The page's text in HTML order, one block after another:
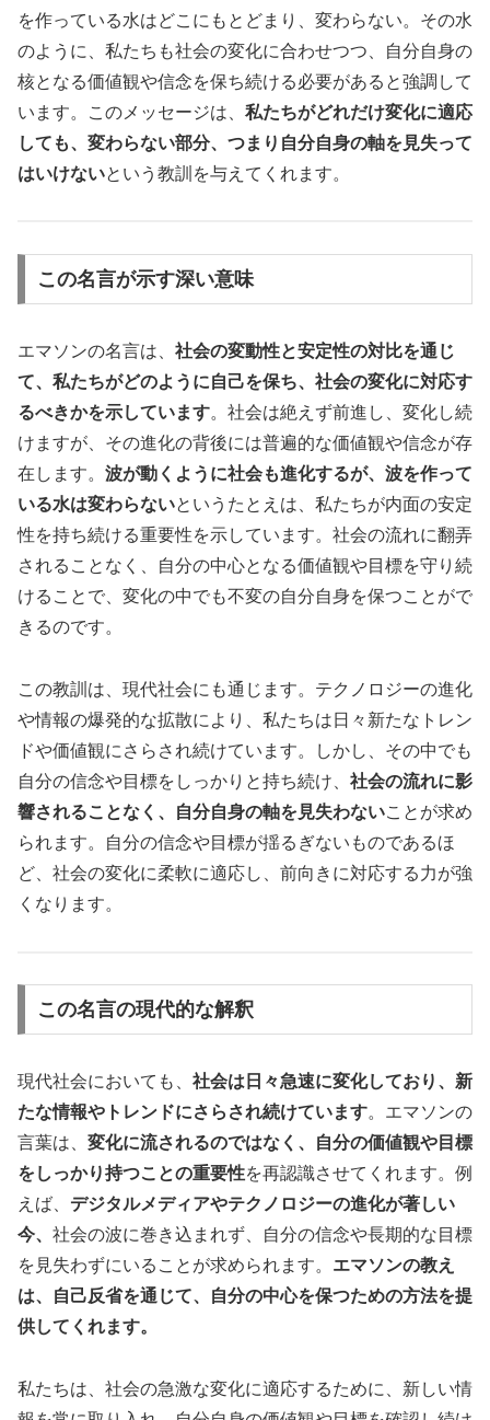
を作っている水はどこにもとどまり、変わらない。その水
のように、私たちも社会の変化に合わせつつ、自分自身の
核となる価値観や信念を保ち続ける必要があると強調して
います。このメッセージは、 私たちがどれだけ変化に適応
しても、変わらない部分、つまり自分自身の軸を見失って
はいけないという教訓を与えてくれます。
この名言が示す深い意味
エマソンの名言は、 社会の変動性と安定性の対比を通じ
て、私たちがどのように自己を保ち、社会の変化に対応す
るべきかを示しています。社会は絶えず前進し、変化し続
けますが、その進化の背後には普遍的な価値観や信念が存
在します。 波が動くように社会も進化するが、波を作って
いる水は変わらないというたとえは、私たちが内面の安定
性を持ち続ける重要性を示しています。社会の流れに翻弄
されることなく、自分の中心となる価値観や目標を守り続
けることで、変化の中でも不変の自分自身を保つことがで
きるのです。
この教訓は、現代社会にも通じます。テクノロジーの進化
や情報の爆発的な拡散により、私たちは日々新たなトレン
ドや価値観にさらされ続けています。しかし、その中でも
自分の信念や目標をしっかりと持ち続け、 社会の流れに影
響されることなく、自分自身の軸を見失わないことが求め
られます。自分の信念や目標が揺るぎないものであるほ
ど、社会の変化に柔軟に適応し、前向きに対応する力が強
くなります。
この名言の現代的な解釈
現代社会においても、 社会は日々急速に変化しており、新
たな情報やトレンドにさらされ続けています。エマソンの
言葉は、 変化に流されるのではなく、自分の価値観や目標
をしっかり持つことの重要性を再認識させてくれます。例
えば、 デジタルメディアやテクノロジーの進化が著しい
今、 社会の波に巻き込まれず、自分の信念や長期的な目標
を見失わずにいることが求められます。 エマソンの教え
は、自己反省を通じて、自分の中心を保つための方法を提
供してくれます。
私たちは、社会の急激な変化に適応するために、新しい情